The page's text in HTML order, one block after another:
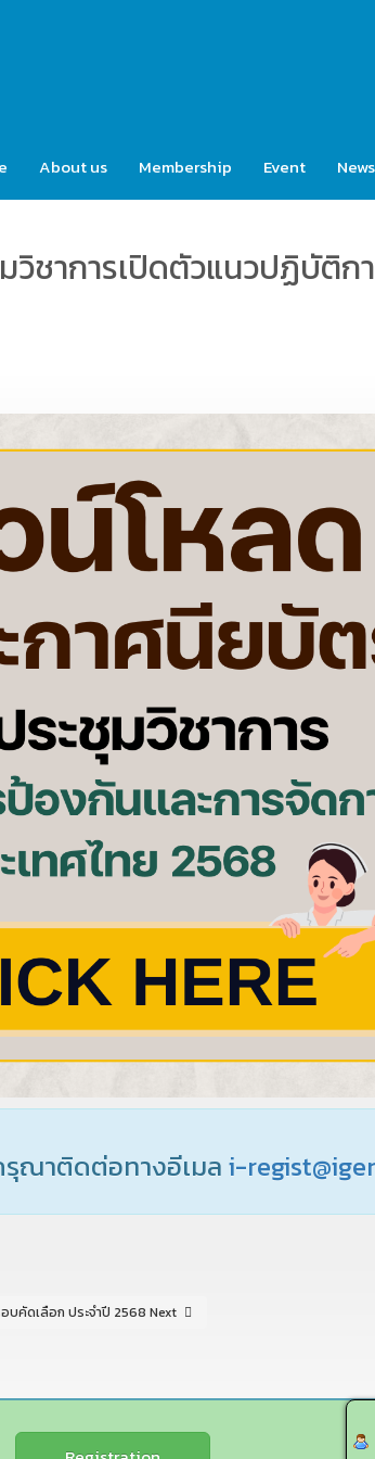
About us Membership Event News
วิชาการเปิดตัวแนวปฏิบัติก
ณาติดต่อทางอีเมล i-
บคัดเลือก ประจำปี 2568 Next